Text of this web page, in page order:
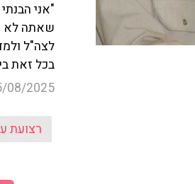
שאתה לא
לצה"ל
בכל זאת
08/2025
רצועת